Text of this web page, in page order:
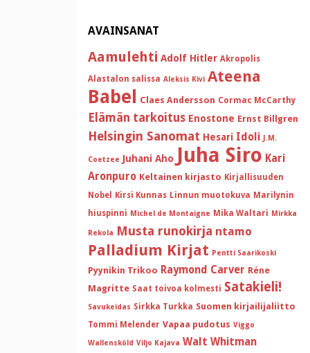
AVAINSANAT
Aamulehti Adolf Hitler Akropolis
Alastalon salissa Aleksis Kivi Ateena
Babel Claes Andersson Cormac McCarthy
Elämän tarkoitus Enostone Ernst Billgren
Helsingin Sanomat Hesari Idoli J.M.
Coetzee Juhani Aho Juha Siro Kari
Aronpuro Keltainen kirjasto Kirjallisuuden
Nobel
Kirsi Kunnas Linnun muotokuva Marilynin
hiuspinni Michel de Montaigne Mika Waltari Mirkka
Rekola Musta runokirja ntamo
Palladium Kirjat Pentti Saarikoski
Pyynikin Trikoo Raymond Carver Réne
Magritte Saat toivoa kolmesti Satakieli!
Savukeidas Sirkka Turkka Suomen kirjailijaliitto
Tommi Melender Vapaa pudotus Viggo
Wallensköld Viljo Kajava Walt Whitman